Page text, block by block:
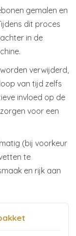
gemalen en
dit proces
in de
verwijderd,
van tijd zelfs
invloed op de
voor een
(bij voorkeur
te
en rijk aan